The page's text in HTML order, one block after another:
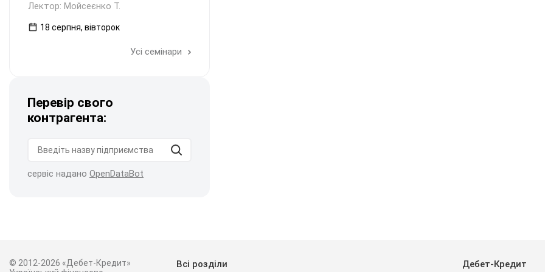
Лектор: Мойсеєнко Т.
18 серпня, вівторок
Усі семінари
Перевір свого
контрагента:
сервіс надано OpenDataBot
© 2012-2026 «Дебет-Кредит»
Всі розділи Дебет-Кредит